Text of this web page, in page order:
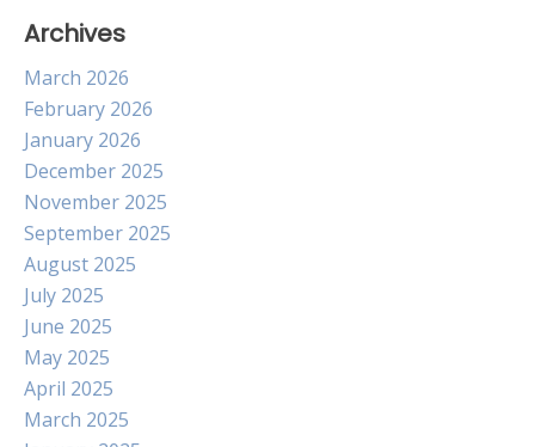
Archives
March 2026
February 2026
January 2026
December 2025
November 2025
September 2025
August 2025
July 2025
June 2025
May 2025
April 2025
March 2025